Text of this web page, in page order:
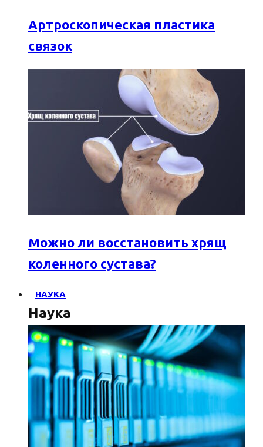
Артроскопическая пластика
связок
Можно ли восстановить хрящ
коленного сустава?
НАУКА
Наука